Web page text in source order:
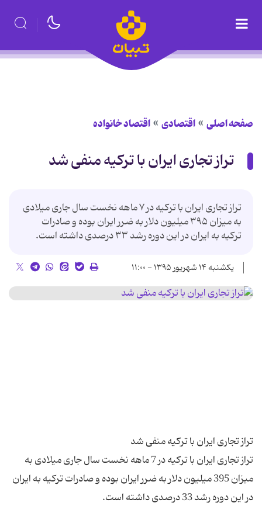
صفحه اصلی اقتصادی اقتصاد خانواده
تراز تجاری ایران با ترکیه منفی شد
تراز تجاری ایران با ترکیه در ۷ ماهه نخست سال جاری میلادی
به میزان ۳۹۵ میلیون دلار به ضرر ایران بوده و صادرات
ترکیه به ایران در این دوره رشد ۳۳ درصدی داشته است.
یکشنبه ۱۴ شهریور ۱۳۹۵ - ۱۱:۰۰
تراز تجاری ایران با ترکیه در 7 ماهه نخست سال جاری میلادی به
میزان 395 میلیون دلار به ضرر ایران بوده و صادرات ترکیه به ایران